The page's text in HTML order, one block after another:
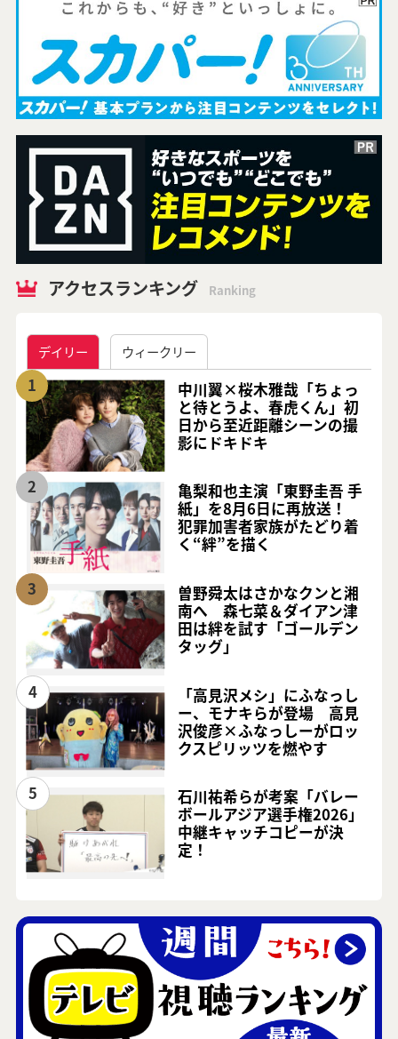
アクセスランキング Ranking
デイリー ウィークリー
1
中川翼×桜木雅哉「ちょっ
と待とうよ、春虎くん」初
日から至近距離シーンの撮
影にドキドキ
2
亀梨和也主演「東野圭吾 手
紙」を8月6日に再放送！
犯罪加害者家族がたどり着
く“絆”を描く
3
曽野舜太はさかなクンと湘
南へ 森七菜＆ダイアン津
田は絆を試す「ゴールデン
タッグ」
4
「高見沢メシ」にふなっし
ー、モナキらが登場 高見
沢俊彦×ふなっしーがロッ
クスピリッツを燃やす
5
石川祐希らが考案「バレー
ボールアジア選手権2026」
中継キャッチコピーが決
定！